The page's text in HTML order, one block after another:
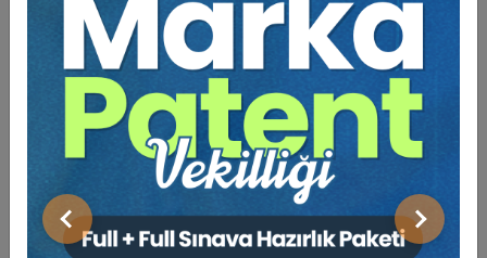
Önceki Sonraki
Eğitmen Hakkında
Sosyal Medya